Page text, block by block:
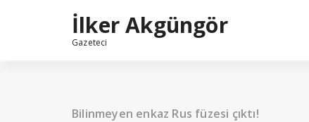
İlker Akgüngör
Gazeteci
Bilinmeyen enkaz Rus füzesi çıktı!